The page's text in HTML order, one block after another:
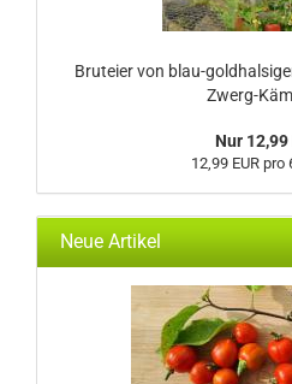
Bruteier von blau-
Zwerg-
Nur 12,99
12,99 EUR pro
Neue Artikel